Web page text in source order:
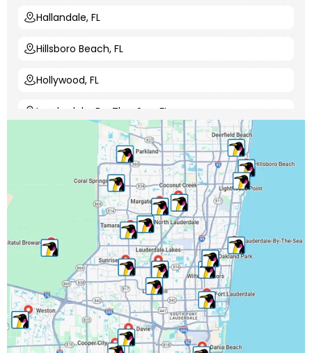
Hallandale, FL
Hillsboro Beach, FL
Hollywood, FL
Lauderdale-By-The-Sea, FL
Lauderdale Lakes, FL
Lauderhill, FL
Lighthouse Point, FL
Margate, FL
Miramar, FL
North Lauderdale, FL
Oakland Park, FL